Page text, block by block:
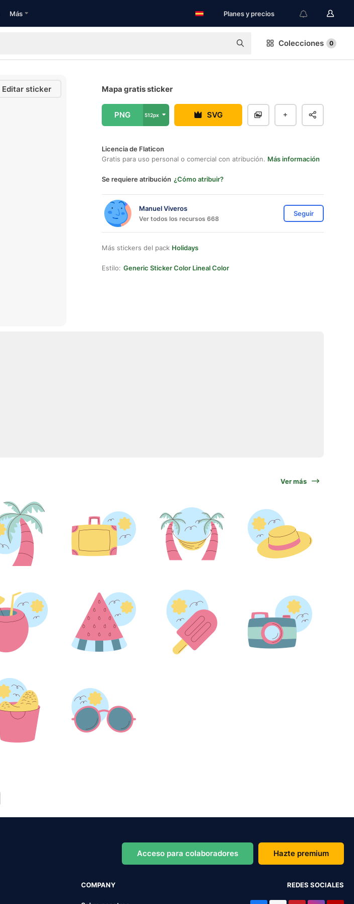
Más Planes y precios
Colecciones 0
Editar sticker Mapa gratis sticker
PNG 512px SVG
Licencia de Flaticon
Gratis para uso personal o comercial con atribución. Más información
Se requiere atribución ¿Cómo atribuir?
Manuel Viveros
Ver todos los recursos 668
Seguir
Más stickers del pack Holidays
Estilo: Generic Sticker Color Lineal Color
Ver más
Acceso para colaboradores Hazte premium
COMPANY REDES SOCIALES